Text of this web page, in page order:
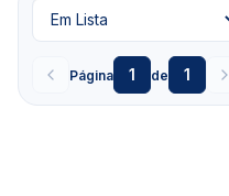
Página 1 de 1